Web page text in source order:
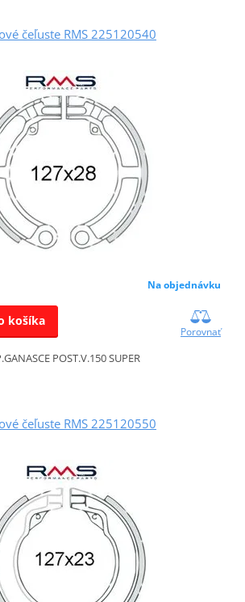
čeľuste RMS 225120540
Na objednávku
košíka
Porovnať
POST.V.150 SUPER
čeľuste RMS 225120550